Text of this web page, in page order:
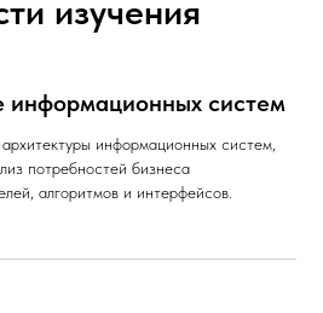
изучения
информационных систем
информационных систем,
потребностей бизнеса
алгоритмов и интерфейсов.